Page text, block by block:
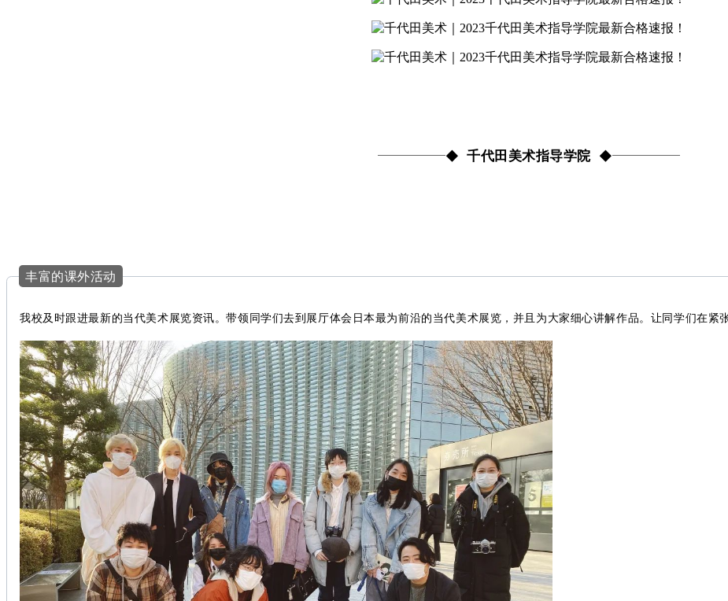
◆ 千代田美术指导学院 ◆
丰富的课外活动
我校及时跟进最新的当代美术展览资讯。带领同学们去到展厅体会日本最为前沿的当代美术展览，并且为大家细心讲解作品。让同学们在紧